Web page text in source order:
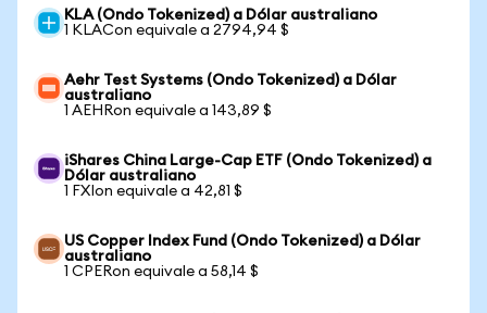
KLA (Ondo Tokenized) a Dólar australiano
1 KLACon equivale a 2794,94 $
Aehr Test Systems (Ondo Tokenized) a Dólar
australiano
1 AEHRon equivale a 143,89 $
iShares China Large-Cap ETF (Ondo Tokenized) a
Dólar australiano
1 FXIon equivale a 42,81 $
US Copper Index Fund (Ondo Tokenized) a Dólar
australiano
1 CPERon equivale a 58,14 $